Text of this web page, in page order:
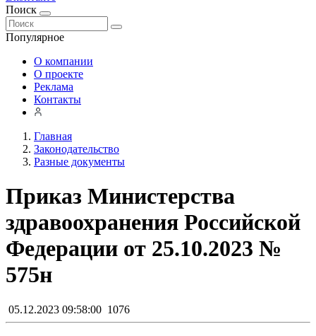
Поиск
Популярное
О компании
О проекте
Реклама
Контакты
Главная
Законодательство
Разные документы
Приказ Министерства
здравоохранения Российской
Федерации от 25.10.2023 №
575н
05.12.2023 09:58:00 1076